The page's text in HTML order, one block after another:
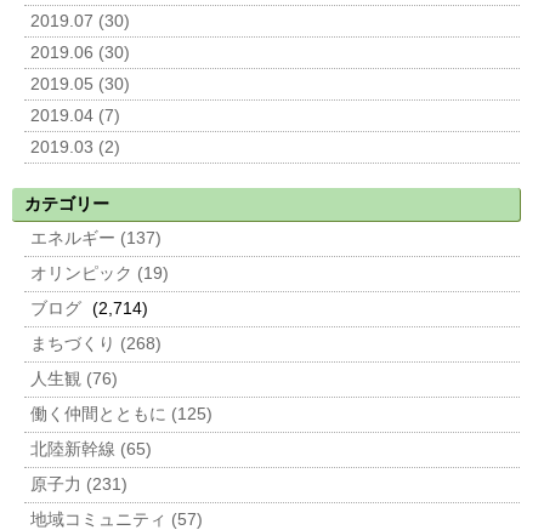
2019.07 (30)
2019.06 (30)
2019.05 (30)
2019.04 (7)
2019.03 (2)
カテゴリー
エネルギー (137)
オリンピック (19)
ブログ (2,714)
まちづくり (268)
人生観 (76)
働く仲間とともに (125)
北陸新幹線 (65)
原子力 (231)
地域コミュニティ (57)